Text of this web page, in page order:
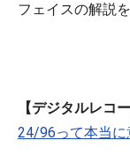
フェイスの解説
【デジタルレコ
24/96って本当に